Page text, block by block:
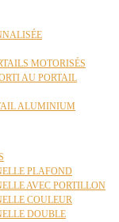
MOTORISÉS
AU PORTAIL
ALUMINIUM
PLAFOND
AVEC PORTILLON
COULEUR
DOUBLE